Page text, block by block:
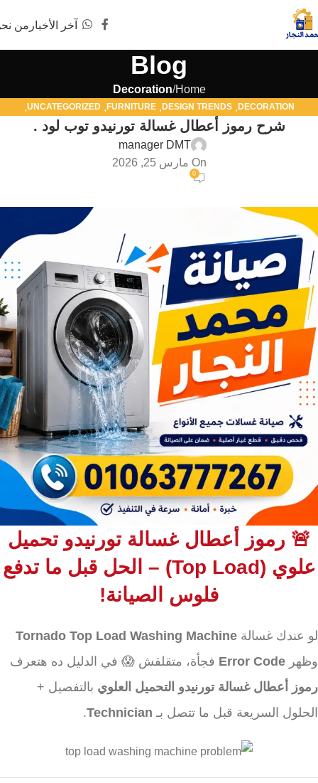
آخر الأخبار من
Blog
Home
Decoration
DECORATION
,
DESIGN TRENDS
,
FURNITURE
,
UNCATEGORIZED
,
صيانة أجهزة منزلية, صيانة تلاجه في دمياط ,صيانة ديب فريزر كريازي في دمياط
شرح رموز أعطال غسالة تورنيدو توب لود .
manager DMT
On مارس 25, 2026
0
🚨 رموز أعطال غسالة تورنيدو تحميل
علوي (Top Load) – الحل قبل ما تدفع
فلوس الصيانة!
لو عندك غسالة Tornado Top Load Washing Machine
وظهر Error Code فجأة، متقلقش 😱 في الدليل ده هتعرف
رموز أعطال غسالة تورنيدو التحميل العلوي بالتفصيل +
الحلول السريعة قبل ما تتصل بـ Technician
.